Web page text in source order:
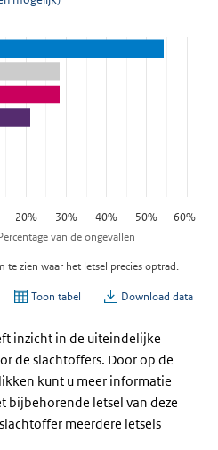
inzicht in de uiteindelijke
de slachtoffers. Door op de
kunt u meer informatie
bijbehorende letsel van deze
meerdere letsels